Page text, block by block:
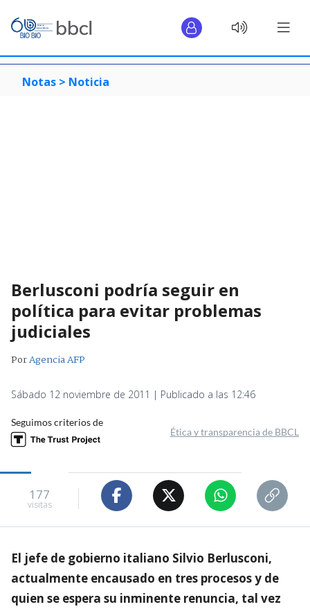
Notas > Noticia
Berlusconi podría seguir en
política para evitar problemas
judiciales
PorAgencia AFP
Sábado 12 noviembre de 2011 | Publicado a las 12:46
Seguimos criterios de
Ética y transparencia de BBCL
177
visitas
El jefe de gobierno italiano Silvio Berlusconi,
actualmente encausado en tres procesos y de
quien se espera su inminente renuncia, tal vez